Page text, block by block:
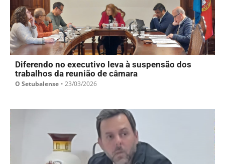
Diferendo no executivo leva à suspensão dos
trabalhos da reunião de câmara
O Setubalense • 23/03/2026